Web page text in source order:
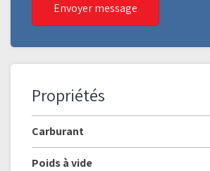
Envoyer message
Propriétés
Carburant
Poids à vide